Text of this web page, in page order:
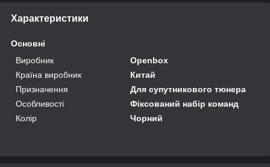
Характеристики
Основні
Виробник
Openbox
Країна виробник
Китай
Призначення
Для супутникового тюнера
Особливості
Фіксований набір команд
Колір
Чорний